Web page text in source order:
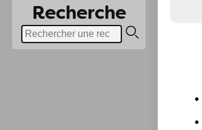
Recherche
•
•